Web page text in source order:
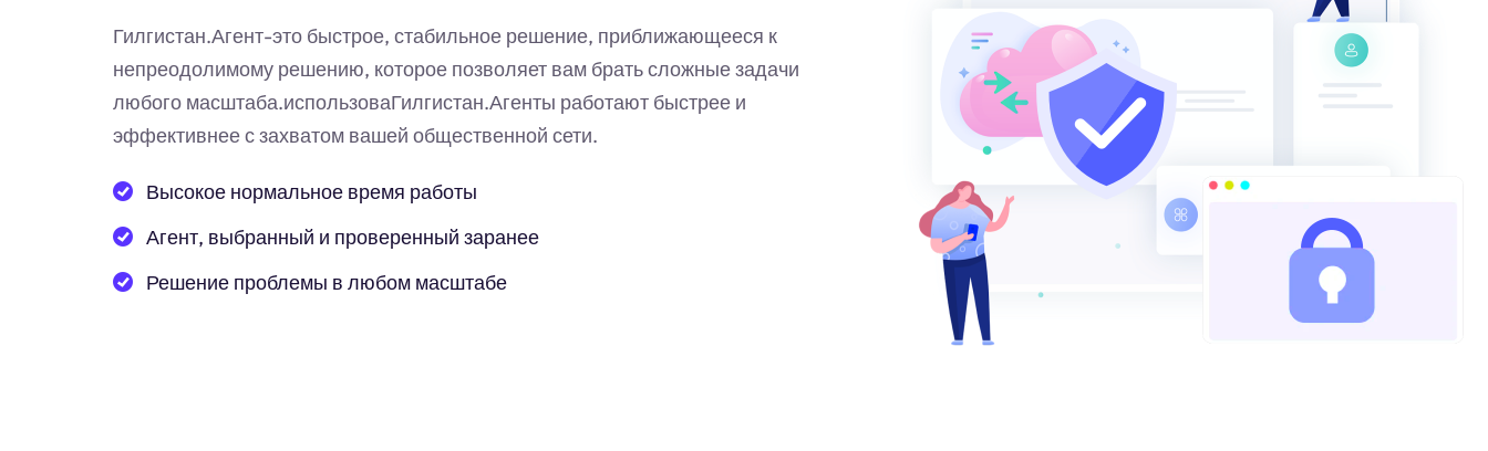
Гилгистан.Агент-это быстрое, стабильное решение, приближающееся к
непреодолимому решению, которое позволяет вам брать сложные задачи
любого масштаба.использоваГилгистан.Агенты работают быстрее и
эффективнее с захватом вашей общественной сети.
Высокое нормальное время работы
Агент, выбранный и проверенный заранее
Решение проблемы в любом масштабе